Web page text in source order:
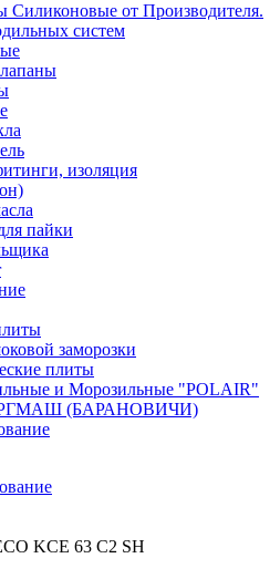
от Производителя.
систем
изоляция
пайки
заморозки
плиты
и Морозильные "POLAIR"
(БАРАНОВИЧИ)
KCE 63 C2 SH